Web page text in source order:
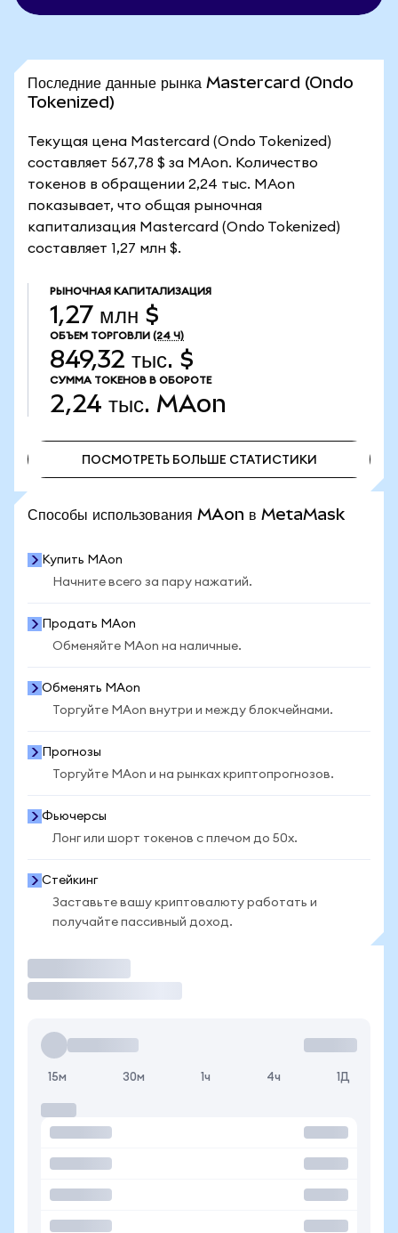
Последние данные рынка Mastercard (Ondo
Tokenized)
Текущая цена Mastercard (Ondo Tokenized)
составляет 567,78 $ за MAon. Количество
токенов в обращении 2,24 тыс. MAon
показывает, что общая рыночная
капитализация Mastercard (Ondo Tokenized)
составляет 1,27 млн $.
РЫНОЧНАЯ КАПИТАЛИЗАЦИЯ
1,27 млн $
ОБЪЕМ ТОРГОВЛИ (24 Ч)
849,32 тыс. $
СУММА ТОКЕНОВ В ОБОРОТЕ
2,24 тыс. MAon
ПОСМОТРЕТЬ БОЛЬШЕ СТАТИСТИКИ
Способы использования MAon в MetaMask
Купить MAon
Начните всего за пару нажатий.
Продать MAon
Обменяйте MAon на наличные.
Обменять MAon
Торгуйте MAon внутри и между блокчейнами.
Прогнозы
Торгуйте MAon и на рынках криптопрогнозов.
Фьючерсы
Лонг или шорт токенов с плечом до 50x.
Стейкинг
Заставьте вашу криптовалюту работать и
получайте пассивный доход.
15м 30м 1ч 4ч 1Д